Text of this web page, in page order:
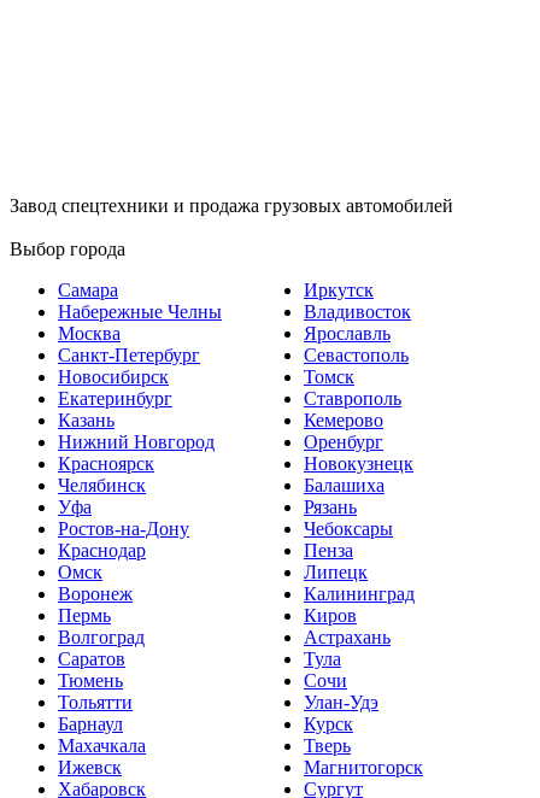
Завод спецтехники и продажа грузовых автомобилей
Выбор города
Самара
Набережные Челны
Москва
Санкт-Петербург
Новосибирск
Екатеринбург
Казань
Нижний Новгород
Красноярск
Челябинск
Уфа
Ростов-на-Дону
Краснодар
Омск
Воронеж
Пермь
Волгоград
Саратов
Тюмень
Тольятти
Барнаул
Махачкала
Ижевск
Хабаровск
Иркутск
Владивосток
Ярославль
Севастополь
Томск
Ставрополь
Кемерово
Оренбург
Новокузнецк
Балашиха
Рязань
Чебоксары
Пенза
Липецк
Калининград
Киров
Астрахань
Тула
Сочи
Улан-Удэ
Курск
Тверь
Магнитогорск
Сургут